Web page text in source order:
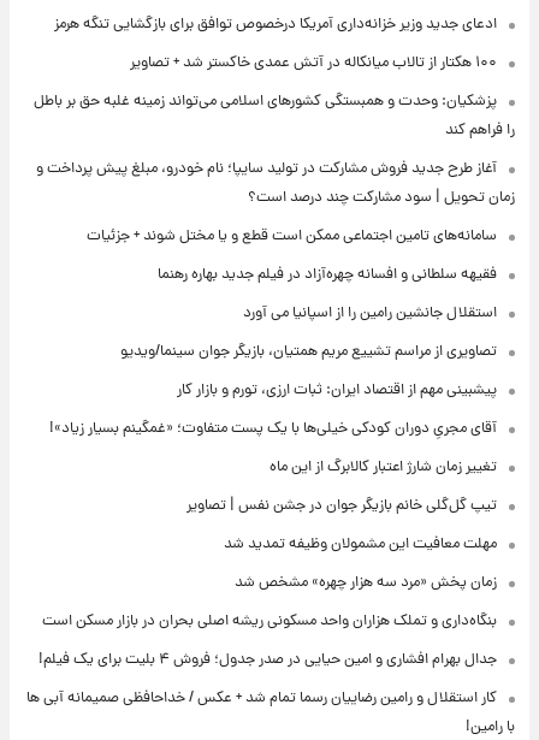
ادعای جدید وزیر خزانه‌داری آمریکا درخصوص توافق برای بازگشایی تنگه هرمز
۱۰۰ هکتار از تالاب میانکاله در آتش عمدی خاکستر شد + تصاویر
پزشکیان: وحدت و همبستگی کشورهای اسلامی می‌تواند زمینه غلبه حق بر باطل
را فراهم کند
آغاز طرح جدید فروش مشارکت در تولید سایپا؛ نام خودرو، مبلغ پیش پرداخت و
زمان تحویل | سود مشارکت چند درصد است؟
سامانه‌های تامین اجتماعی ممکن است قطع و یا مختل شوند + جزئیات
فقیهه سلطانی و افسانه چهره‌آزاد در فیلم جدید بهاره رهنما
استقلال جانشین رامین را از اسپانیا می آورد
تصاویری از مراسم تشییع مریم همتیان، بازیگر جوان سینما/ویدیو
پیشبینی مهم از اقتصاد ایران: ثبات ارزی، تورم و بازار کار
آقای مجریِ دوران کودکی خیلی‌ها با یک پست متفاوت؛ «غمگینم بسیار زیاد»!
تغییر زمان شارژ اعتبار کالابرگ از این ماه
تیپ گل‌گلی خانم بازیگر جوان در جشن نفس | تصاویر
مهلت معافیت این مشمولان وظیفه تمدید شد
زمان پخش «مرد سه هزار چهره» مشخص شد
بنگاه‌داری و تملک هزاران واحد مسکونی ریشه اصلی بحران در بازار مسکن است
جدال بهرام افشاری و امین حیایی در صدر جدول؛ فروش ۴ بلیت برای یک فیلم!
کار استقلال و رامین رضاییان رسما تمام شد + عکس / خداحافظی صمیمانه آبی ها
با رامین!